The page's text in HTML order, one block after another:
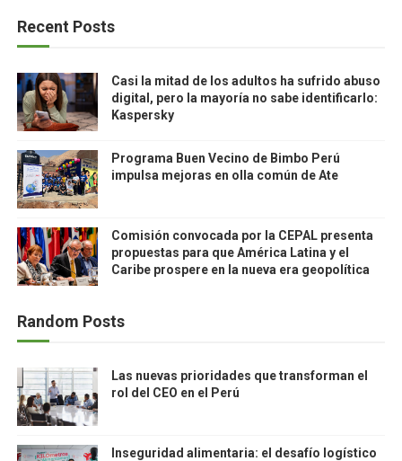
Recent Posts
Casi la mitad de los adultos ha sufrido abuso
digital, pero la mayoría no sabe identificarlo:
Kaspersky
Programa Buen Vecino de Bimbo Perú
impulsa mejoras en olla común de Ate
Comisión convocada por la CEPAL presenta
propuestas para que América Latina y el
Caribe prospere en la nueva era geopolítica
Random Posts
Las nuevas prioridades que transforman el
rol del CEO en el Perú
Inseguridad alimentaria: el desafío logístico